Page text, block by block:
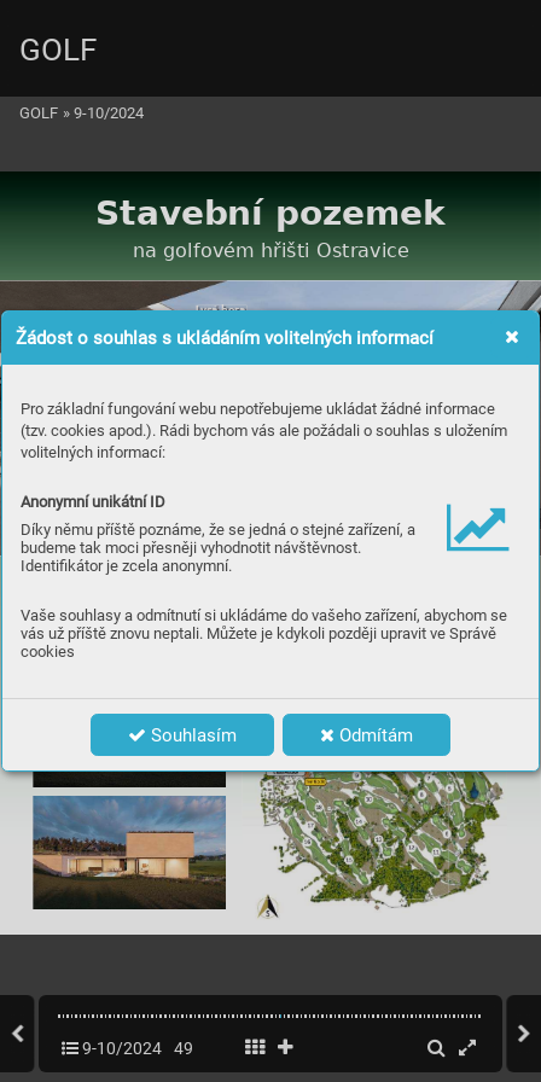
Žádost o souhlas s ukládáním volitelných informací
Pro základní fungování webu nepotřebujeme ukládat žádné informace
(tzv. cookies apod.). Rádi bychom vás ale požádali o souhlas s uložením
volitelných informací:
Anonymní unikátní ID
Díky němu příště poznáme, že se jedná o stejné zařízení, a
budeme tak moci přesněji vyhodnotit návštěvnost.
Identifikátor je zcela anonymní.
Vaše souhlasy a odmítnutí si ukládáme do vašeho zařízení, abychom se
vás už příště znovu neptali. Můžete je kdykoli později upravit ve Správě
cookies
Souhlasím Odmítám
Stavební pozemek
QDJROIRY«PKěLģWL2VWUDYLFH
9bWÝVQ«EO¯]NRVWLMDPN\ÏJROIRY«KRKěLģWÝ2VWUDYLFH
MH]HURDQD/\VRXKRUXQDE¯]¯PHNbSURGHMLSOQÝ]DV¯ħRYDQ¿
VWDYHEQ¯SR]HPHNVbY¿PÝURXbP
Lysá hora
GOLF
GOLF » 9-10/2024
9-10/2024 49